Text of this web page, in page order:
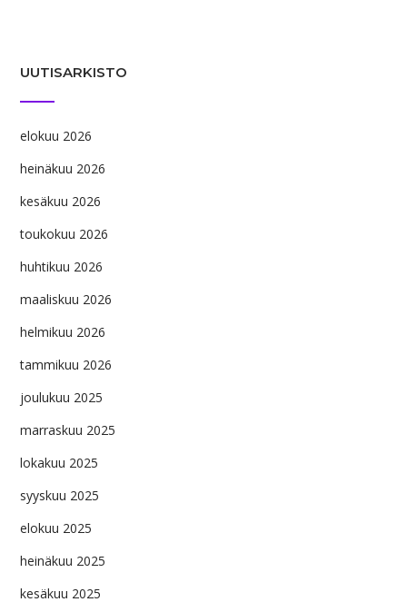
UUTISARKISTO
elokuu 2026
heinäkuu 2026
kesäkuu 2026
toukokuu 2026
huhtikuu 2026
maaliskuu 2026
helmikuu 2026
tammikuu 2026
joulukuu 2025
marraskuu 2025
lokakuu 2025
syyskuu 2025
elokuu 2025
heinäkuu 2025
kesäkuu 2025